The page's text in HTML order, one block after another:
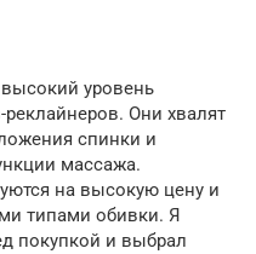
уровень
Они хвалят
спинки и
массажа.
на высокую цену и
типами обивки. Я
покупкой и выбрал